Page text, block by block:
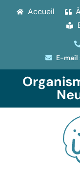
Accueil
E-mail